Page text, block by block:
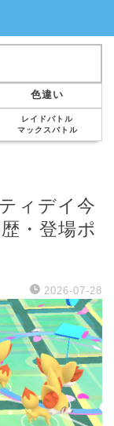
色違い
レイドバトル
マックスバトル
ィデイ今
・登場ポ
2026-07-28